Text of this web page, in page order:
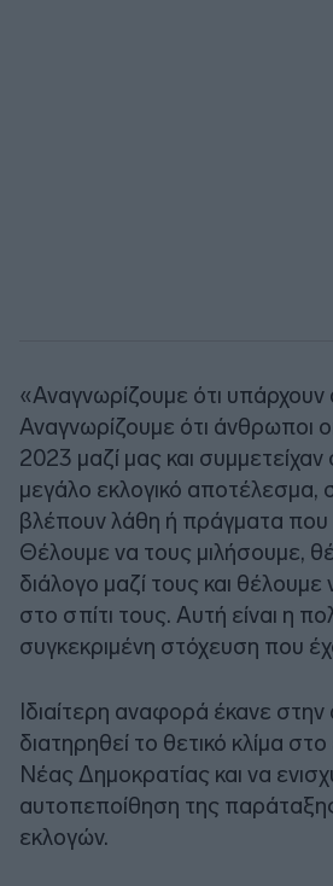
«Αναγνωρίζουμε ότι υπάρχουν
Αναγνωρίζουμε ότι άνθρωποι
2023 μαζί μας και
μεγάλο εκλογικό αποτέλεσμα,
βλέπουν λάθη ή πράγματα που
Θέλουμε να τους μιλήσουμε,
διάλογο μαζί τους και
στο σπίτι τους. Αυτή είναι η
συγκεκριμένη στόχευση που
Ιδιαίτερη αναφορά έκανε στην
διατηρηθεί το θετικό κλίμα
Νέας Δημοκρατίας και να
αυτοπεποίθηση της
εκλογών.